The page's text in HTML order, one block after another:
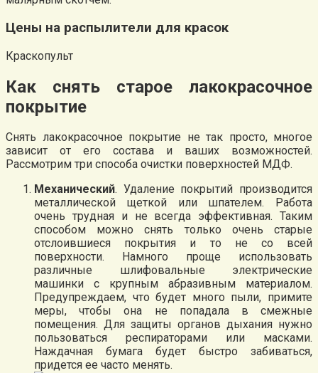
Цены на распылители для красок
Краскопульт
Как снять старое лакокрасочное
покрытие
Снять лакокрасочное покрытие не так просто, многое
зависит от его состава и ваших возможностей.
Рассмотрим три способа очистки поверхностей МДФ.
Механический. Удаление покрытий производится
металлической щеткой или шпателем. Работа
очень трудная и не всегда эффективная. Таким
способом можно снять только очень старые
отслоившиеся покрытия и то не со всей
поверхности. Намного проще использовать
различные шлифовальные электрические
машинки с крупным абразивным материалом.
Предупреждаем, что будет много пыли, примите
меры, чтобы она не попадала в смежные
помещения. Для защиты органов дыхания нужно
пользоваться респираторами или масками.
Наждачная бумага будет быстро забиваться,
придется ее часто менять.